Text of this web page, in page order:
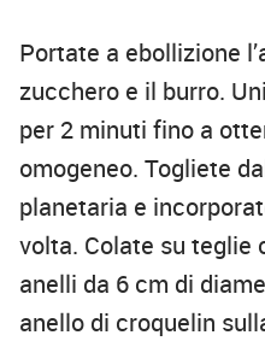
Portate a ebollizione
zucchero e il burro.
per 2 minuti fino a
omogeneo. Togliete
planetaria e
volta. Colate su teglie
anelli da 6 cm di
anello di croquelin